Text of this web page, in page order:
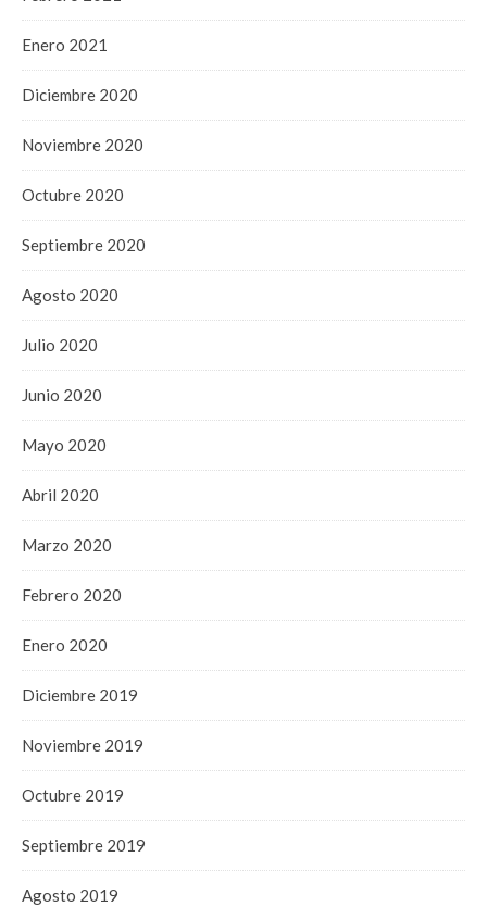
Enero 2021
Diciembre 2020
Noviembre 2020
Octubre 2020
Septiembre 2020
Agosto 2020
Julio 2020
Junio 2020
Mayo 2020
Abril 2020
Marzo 2020
Febrero 2020
Enero 2020
Diciembre 2019
Noviembre 2019
Octubre 2019
Septiembre 2019
Agosto 2019